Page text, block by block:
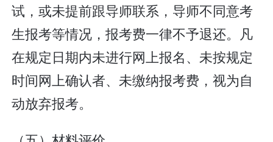
试，或未提前跟导师联系，导师不同意考
生报考等情况，报考费一律不予退还。凡
在规定日期内未进行网上报名、未按规定
时间网上确认者、未缴纳报考费，视为自
动放弃报考。